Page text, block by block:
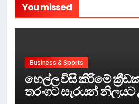
You missed
Business & Sports
හෙල්ල විසි කිරීමේ
තරංගට සැරයන්